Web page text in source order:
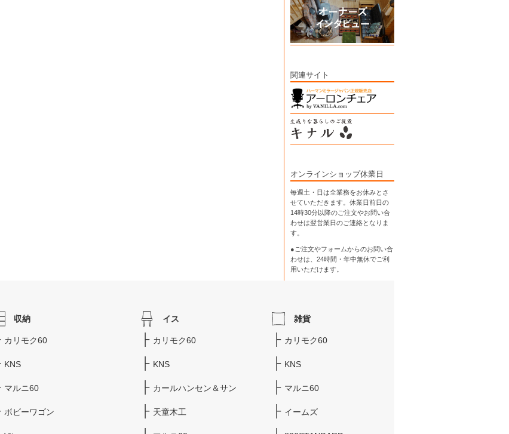
関連サイト
オンラインショップ休業日
毎週土・日は全業務をお休みとさ
せていただきます。休業日前日の
14時30分以降のご注文やお問い合
わせは翌営業日のご連絡となりま
す。
●ご注文やフォームからのお問い合
わせは、 24時間・年中無休でご利
用いただけます。
収納
カリモク60
KNS
マルニ60
ボビーワゴン
イス
カリモク60
KNS
カールハンセン＆サン
天童木工
雑貨
カリモク60
KNS
マルニ60
イームズ